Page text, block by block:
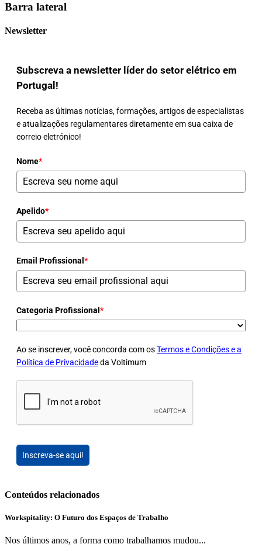
Barra lateral
Newsletter
Subscreva a newsletter líder do setor elétrico em
Portugal!
Receba as últimas notícias, formações, artigos de especialistas
e atualizações regulamentares diretamente em sua caixa de
correio eletrónico!
Nome*
Apelido*
Email Profissional *
Categoria Profissional *
Ao se inscrever, você concorda com osTermos e Condições e a
Política de Privacidadeda Voltimum
Inscreva-se aqui!
Conteúdos relacionados
Workspitality: O Futuro dos Espaços de Trabalho
Nos últimos anos, a forma como trabalhamos mudou...